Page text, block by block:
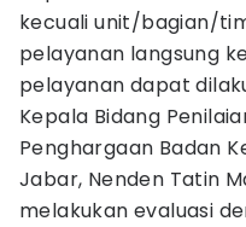
kecuali unit/bagian/
pelayanan langsung
pelayanan dapat
Kepala Bidang
Penghargaan Badan
Jabar, Nenden Tatin
melakukan evaluasi